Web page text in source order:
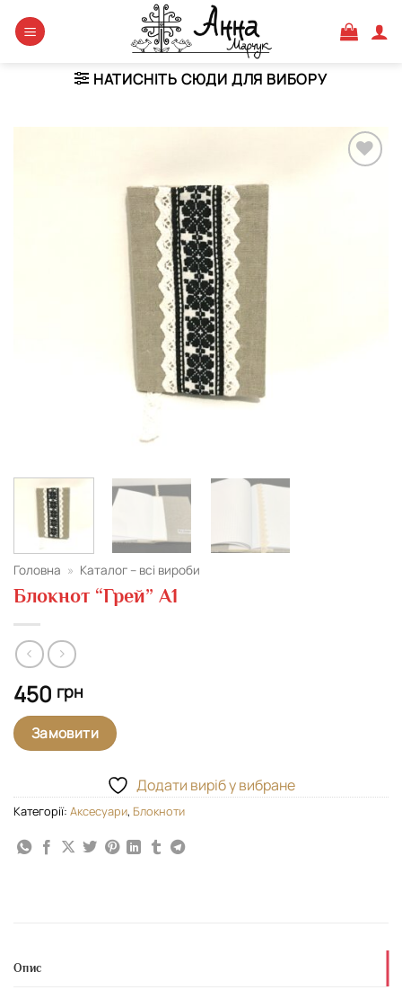
НАТИСНІТЬ СЮДИ ДЛЯ ВИБОРУ
Головна » Каталог – всі вироби
Блокнот “Грей” А1
450 грн
Замовити
Додати виріб у вибране
Категорії: Аксесуари, Блокноти
Опис